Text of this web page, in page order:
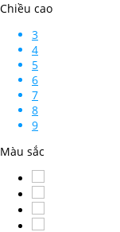
Chiều cao
3
4
5
6
7
8
9
Màu sắc